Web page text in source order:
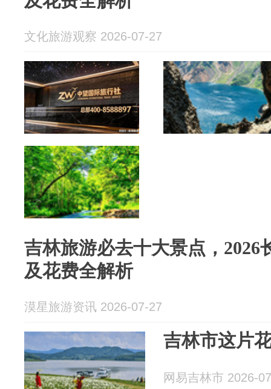
文化旅游观察 2026-07-27
吉林旅游必去十大景点，2026
及花费全解析
漠星旅游资讯 2026-07-27
吉林市这片
网易吉林市 2026-